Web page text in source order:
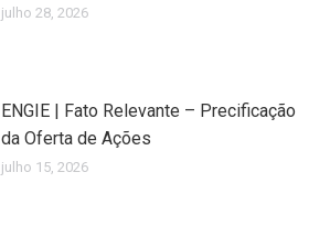
julho 28, 2026
ENGIE | Fato Relevante – Precificação
da Oferta de Ações
julho 15, 2026